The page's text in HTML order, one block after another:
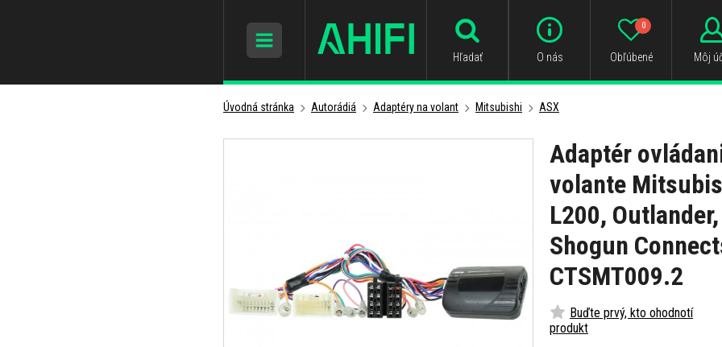
Hľadať O nás Obľúbené
0
Môj
Úvodná stránka Autorádiá Adaptéry na volant Mitsubishi ASX
Adaptér
volante
L200,
Shogun
CTSMT009.2
Buďte prvý, kto ohodnotí
produkt